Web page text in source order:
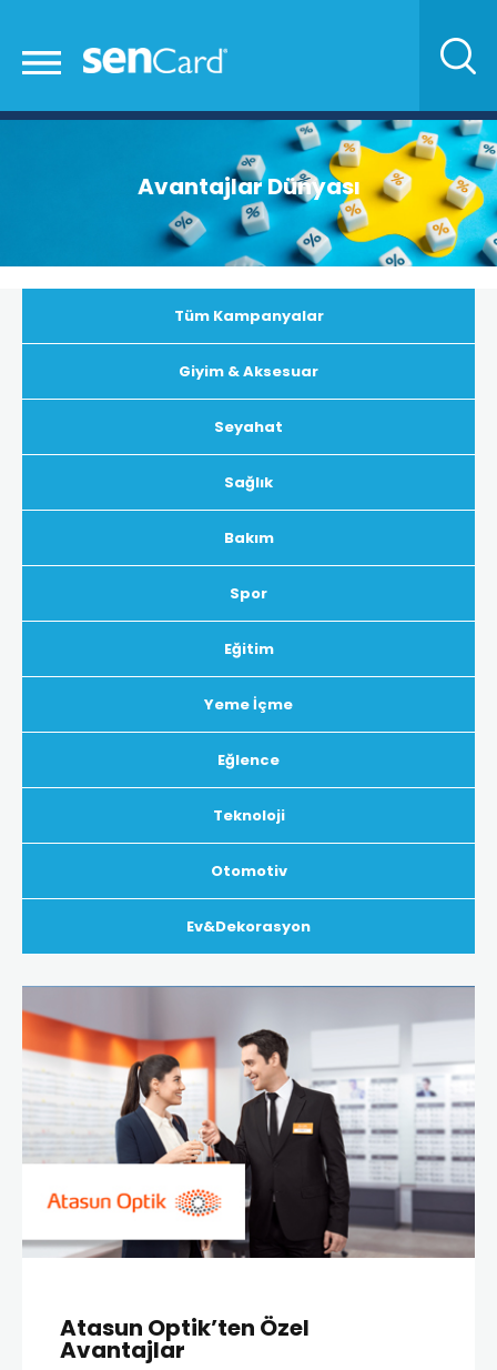
Avantajlar Dünyası
Tüm Kampanyalar
Giyim & Aksesuar
Seyahat
Sağlık
Bakım
Spor
Eğitim
Yeme İçme
Eğlence
Teknoloji
Otomotiv
Ev&Dekorasyon
Atasun Optik’ten Özel
Avantajlar